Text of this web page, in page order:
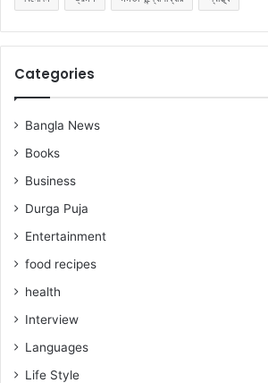
Categories
Bangla News
Books
Business
Durga Puja
Entertainment
food recipes
health
Interview
Languages
Life Style